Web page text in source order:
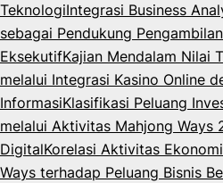
TeknologiIntegrasi Business
sebagai Pendukung
EksekutifKajian Mendalam Nilai
melalui Integrasi Kasino Online
InformasiKlasifikasi Peluang
melalui Aktivitas Mahjong Ways
DigitalKorelasi Aktivitas
Ways terhadap Peluang Bisnis